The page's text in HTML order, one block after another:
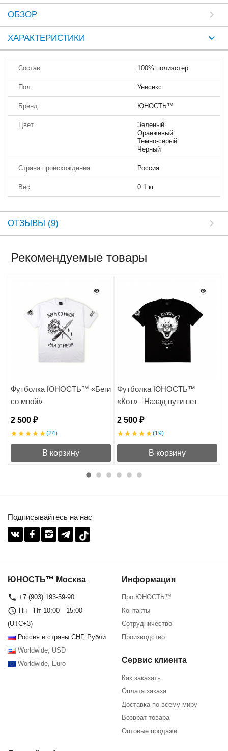
ОБЗОР
ХАРАКТЕРИСТИКИ
Состав 100% полиэстер
Пол Унисекс
Бренд ЮНОСТЬ™
Цвет
Зеленый
Оранжевый
Темно-серый
Черный
Страна происхождения Россия
Вес 0.1 кг
ОТЗЫВЫ (9)
Рекомендуемые товары
Футболка ЮНОСТЬ™ «Беги
со мной»
2 500 ₽
(24)
В корзину
Футболка ЮНОСТЬ™
«Кот» - Назад пути нет
2 500 ₽
(19)
В корзину
Подписывайтесь на нас
ЮНОСТЬ™ Москва
+7 (903) 193-59-90‬
Пн—Пт 10:00—15:00
(UTC+3)
Россия и страны СНГ, Рубли
Worldwide, USD
Worldwide, Euro
Информация
Про ЮНОСТЬ™
Контакты
Сотрудничество
Производство
Сервис клиента
Как заказать
Оплата заказа
Доставка по всему миру
Возврат товара
Оптовые продажи